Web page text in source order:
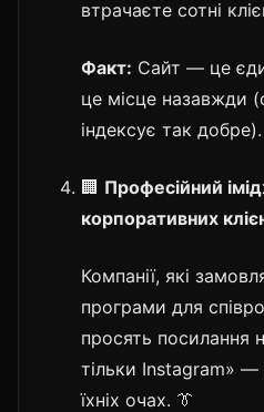
втрачаєте сотні
Факт: Сайт — це
це місце назавжди
індексує так
🏢 Професійний
корпоративних
Компанії, які
програми для
просять посилання
тільки Instagram»
їхніх очах. 👔